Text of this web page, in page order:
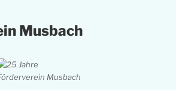
Musbach